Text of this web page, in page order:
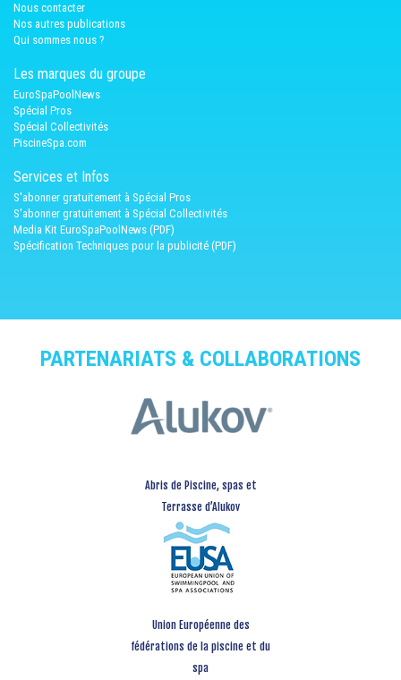
Nous contacter
Nos autres publications
Qui sommes nous ?
Les marques du groupe
EuroSpaPoolNews
Spécial Pros
Spécial Collectivités
PiscineSpa.com
Services et Infos
S'abonner gratuitement à Spécial Pros
S'abonner gratuitement à Spécial Collectivités
Media Kit EuroSpaPoolNews (PDF)
Spécification Techniques pour la publicité (PDF)
PARTENARIATS & COLLABORATIONS
Abris de Piscine, spas et
Terrasse d’Alukov
Union Européenne des
fédérations de la piscine et du
spa